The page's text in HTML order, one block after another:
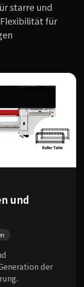
starre und
für
und
der